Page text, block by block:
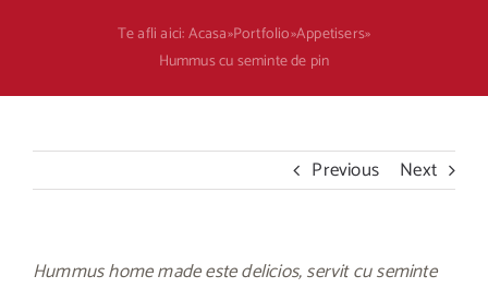
Te afli aici:Acasa»Portfolio»Appetisers»
Hummus cu seminte de pin
Previous Next
Hummus home made este delicios, servit cu seminte